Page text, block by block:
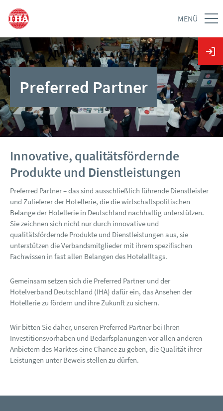
MENÜ
Preferred Partner
Innovative, qualitätsfördernde
Produkte und Dienstleistungen
Preferred Partner – das sind ausschließlich führende Dienstleister
und Zulieferer der Hotellerie, die die wirtschaftspolitischen
Belange der Hotellerie in Deutschland nachhaltig unterstützen.
Sie zeichnen sich nicht nur durch innovative und
qualitätsfördernde Produkte und Dienstleistungen aus, sie
unterstützen die Verbandsmitglieder mit ihrem spezifischen
Fachwissen in fast allen Belangen des Hotelalltags.
Gemeinsam setzen sich die Preferred Partner und der
Hotelverband Deutschland (IHA) dafür ein, das Ansehen der
Hotellerie zu fördern und ihre Zukunft zu sichern.
Wir bitten Sie daher, unseren Preferred Partner bei Ihren
Investitionsvorhaben und Bedarfsplanungen vor allen anderen
Anbietern des Marktes eine Chance zu geben, die Qualität ihrer
Leistungen unter Beweis stellen zu dürfen.